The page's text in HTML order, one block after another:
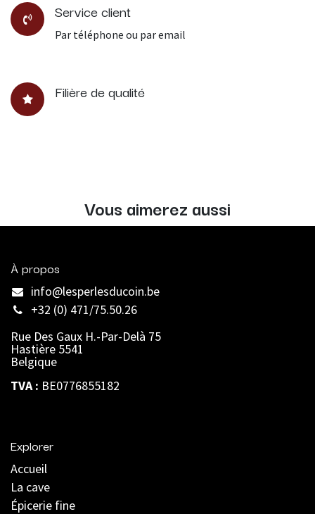
Service client
Par téléphone ou par email
Filière de qualité
Vous aimerez aussi
À propos
info@lesperlesducoin.be​
+32 (0) 471/75.50.26
Rue Des Gaux H.-Par-Delà 75
Hastière 5541
Belgique
TVA : BE0776855182
Explorer
Accueil
La cave
Épicerie fine